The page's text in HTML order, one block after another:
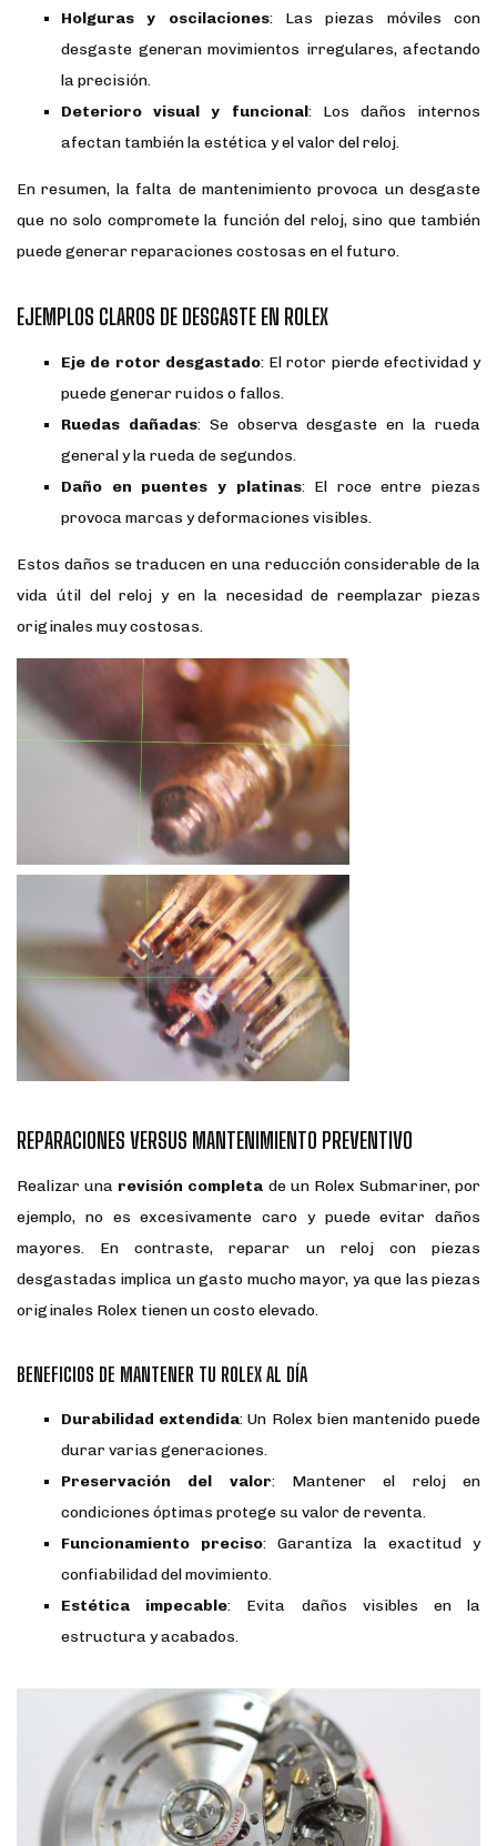
Holguras y oscilaciones: Las piezas móviles con
desgaste generan movimientos irregulares, afectando
la precisión.
Deterioro visual y funcional: Los daños internos
afectan también la estética y el valor del reloj.
En resumen, la falta de mantenimiento provoca un desgaste
que no solo compromete la función del reloj, sino que también
puede generar reparaciones costosas en el futuro.
EJEMPLOS CLAROS DE DESGASTE EN ROLEX
Eje de rotor desgastado: El rotor pierde efectividad y
puede generar ruidos o fallos.
Ruedas dañadas: Se observa desgaste en la rueda
general y la rueda de segundos.
Daño en puentes y platinas: El roce entre piezas
provoca marcas y deformaciones visibles.
Estos daños se traducen en una reducción considerable de la
vida útil del reloj y en la necesidad de reemplazar piezas
originales muy costosas.
REPARACIONES VERSUS MANTENIMIENTO PREVENTIVO
Realizar una revisión completa de un Rolex Submariner, por
ejemplo, no es excesivamente caro y puede evitar daños
mayores. En contraste, reparar un reloj con piezas
desgastadas implica un gasto mucho mayor, ya que las piezas
originales Rolex tienen un costo elevado.
BENEFICIOS DE MANTENER TU ROLEX AL DÍA
Durabilidad extendida: Un Rolex bien mantenido puede
durar varias generaciones.
Preservación del valor: Mantener el reloj en
condiciones óptimas protege su valor de reventa.
Funcionamiento preciso: Garantiza la exactitud y
confiabilidad del movimiento.
Estética impecable: Evita daños visibles en la
estructura y acabados.